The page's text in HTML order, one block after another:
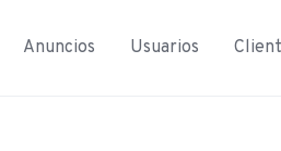
Anuncios Usuarios